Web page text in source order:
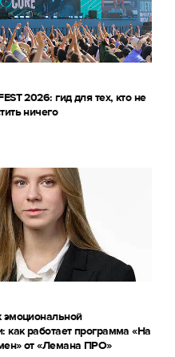
2026: гид для тех, кто не
ничего
эмоциональной
как работает программа «На
от «Лемана ПРО»